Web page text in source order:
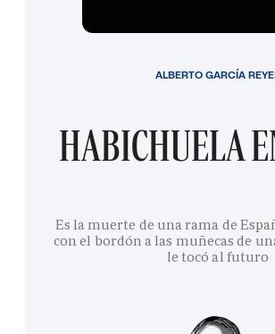
HABICHUELA
Es la muerte de una rama de
con el bordón a las muñecas de
le tocó al futuro
ALBERTO GARCÍA